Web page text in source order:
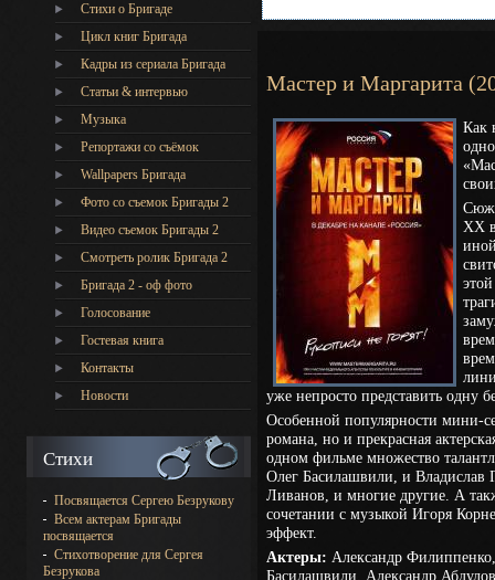
Стихи о Бригаде
Цикл книг Бригада
Кадры из сериала Бригада
Статьи & интервью
Музыка
Репортажи со съёмок
Wallpapers Бригада
Фото со съемок Бригады 2
Видео съемок Бригады 2
Cмотреть ролик Бригада 2
Бригада 2 - оф фото
Голосование
Гостевая книга
Контакты
Новости
Стихи
Посвящается Сергею Безрукову
Всем актерам Бригады
посвящается
Стихотворение для Сергея
Безрукова
Мастер и Маргарита
Как
XX
уже непросто представить одну
Особенной популярности мини-
романа, но и прекрасная
одном фильме множество
Олег Басилашвили, и Владислав
Ливанов, и многие другие. А
сочетании с музыкой Игоря
эффект.
Актеры: Александр
Басилашвили, Александр